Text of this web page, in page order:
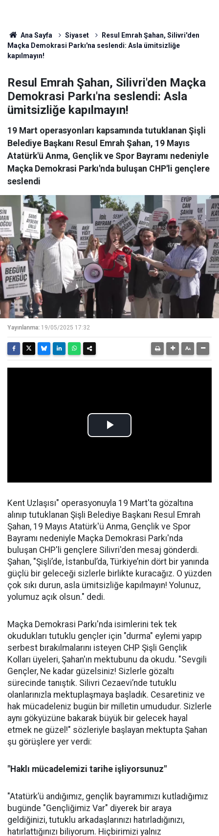
Ana Sayfa Siyaset
Resul Emrah Şahan, Silivri'den
Maçka Demokrasi Parkı'na seslendi: Asla ümitsizliğe
kapılmayın!
Resul Emrah Şahan, Silivri'den Maçka
Demokrasi Parkı'na seslendi: Asla
ümitsizliğe kapılmayın!
19 Mart operasyonları kapsamında tutuklanan Şişli
Belediye Başkanı Resul Emrah Şahan, 19 Mayıs
Atatürk'ü Anma, Gençlik ve Spor Bayramı nedeniyle
Maçka Demokrasi Parkı'nda buluşan CHP'li gençlere
seslendi
Yayınlanma: 19/05/2025 17:32
Kent Uzlaşısı" operasyonuyla 19 Mart'ta gözaltına
alınıp tutuklanan Şişli Belediye Başkanı Resul Emrah
Şahan, 19 Mayıs Atatürk'ü Anma, Gençlik ve Spor
Bayramı nedeniyle Maçka Demokrasi Parkı'nda
buluşan CHP'li gençlere Silivri'den mesaj gönderdi.
Şahan, "Şişli’de, İstanbul’da, Türkiye’nin dört bir yanında
güçlü bir geleceği sizlerle birlikte kuracağız. O yüzden
çok sıkı durun, asla ümitsizliğe kapılmayın! Yolunuz,
yolumuz açık olsun." dedi.
Maçka Demokrasi Parkı'nda isimlerini tek tek
okudukları tutuklu gençler için "durma" eylemi yapıp
serbest bırakılmalarını isteyen CHP Şişli Gençlik
Kolları üyeleri, Şahan'ın mektubunu da okudu. "Sevgili
Gençler, Ne kadar güzelsiniz! Sizlerle gözaltı
sürecinde tanıştık. Silivri Cezaevi’nde tutuklu
olanlarınızla mektuplaşmaya başladık. Cesaretiniz ve
hak mücadeleniz bugün bir milletin umududur. Sizlerle
aynı gökyüzüne bakarak büyük bir gelecek hayal
etmek ne güzel!" sözleriyle başlayan mektupta Şahan
şu görüşlere yer verdi:
"Haklı mücadelemizi tarihe işliyorsunuz"
"Atatürk’ü andığımız, gençlik bayramımızı kutladığımız
bugünde "Gençliğimiz Var" diyerek bir araya
geldiğinizi, tutuklu arkadaşlarınızı hatırladığınızı,
hatırlattığınızı biliyorum. Hiçbirimizi yalnız